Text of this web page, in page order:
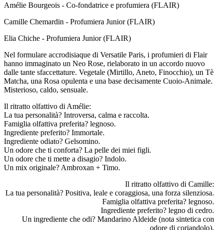
Amélie Bourgeois - Co-fondatrice e profumiera (FLAIR)
Camille Chemardin - Profumiera Junior (FLAIR)
Elia Chiche - Profumiera Junior (FLAIR)
Nel formulare accrodisiaque di Versatile Paris, i profumieri di Flair
hanno immaginato un Neo Rose, rielaborato in un accordo nuovo
dalle tante sfaccettature. Vegetale (Mirtillo, Aneto, Finocchio), un Tè
Matcha, una Rosa opulenta e una base decisamente Cuoio-Animale.
Misterioso, caldo, sensuale.
Il ritratto olfattivo di Amélie:
La tua personalità? Introversa, calma e raccolta.
Famiglia olfattiva preferita? legnoso.
Ingrediente preferito? Immortale.
Ingrediente odiato? Gelsomino.
Un odore che ti conforta? La pelle dei miei figli.
Un odore che ti mette a disagio? Indolo.
Un mix originale? Ambroxan + Timo.
Il ritratto olfattivo di Camille:
La tua personalità? Positiva, leale e coraggiosa, una forza silenziosa.
Famiglia olfattiva preferita? legnoso.
Ingrediente preferito? legno di cedro.
Un ingrediente che odi? Mandarino Aldeide (nota sintetica con
odore di coriandolo).